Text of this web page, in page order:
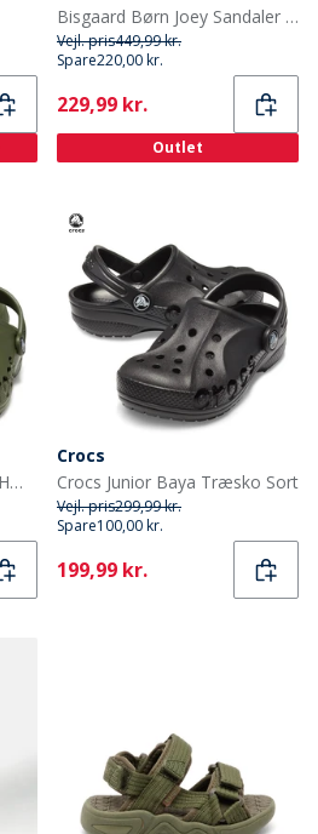
Bisgaard Børn Joey Sandaler Blå
Vejl. pris449,99 kr.
Spare220,00 kr.
Current
229,99 kr.
Outlet
Crocs Junior Baya Kløfter Hærgrøn
Crocs
Crocs Junior Baya Træsko Sort
Vejl. pris299,99 kr.
Spare100,00 kr.
Current
199,99 kr.